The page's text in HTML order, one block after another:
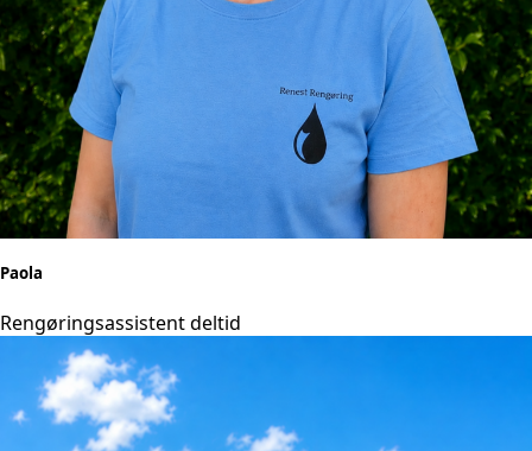
Paola
Rengøringsassistent deltid